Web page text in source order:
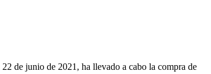
de junio de 2021, ha llevado a cabo la compra de